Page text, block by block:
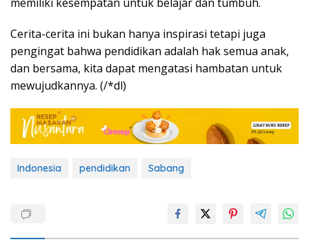
Cerita-cerita ini bukan hanya inspirasi tetapi juga
pengingat bahwa pendidikan adalah hak semua anak,
dan bersama, kita dapat mengatasi hambatan untuk
mewujudkannya. (/*dl)
Indonesia pendidikan Sabang